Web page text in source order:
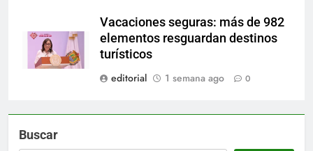
Vacaciones seguras: más de 982
elementos resguardan destinos
turísticos
editorial
1 semana ago 0
Buscar